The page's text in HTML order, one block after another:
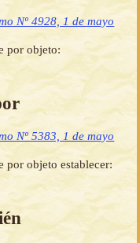
Nº 4928, 1 de mayo
por objeto:
Nº 5383, 1 de mayo
por objeto establecer: